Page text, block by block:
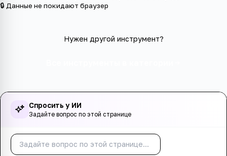
🔒 Данные не покидают браузер
Нужен другой инструмент?
Спросить у ИИ
Задайте вопрос по этой странице